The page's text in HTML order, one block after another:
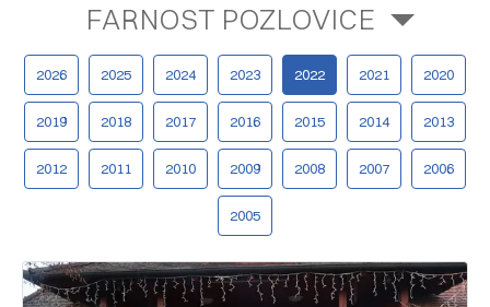
FARNOST POZLOVICE
2026 2025 2024 2023 2022 2021 2020
2019 2018 2017 2016 2015 2014 2013
2012 2011 2010 2009 2008 2007 2006
2005